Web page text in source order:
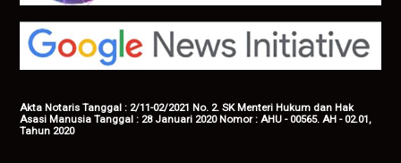
Akta Notaris Tanggal : 2/11-02/2021 No. 2. SK Menteri Hukum dan Hak
Asasi Manusia Tanggal : 28 Januari 2020 Nomor : AHU - 00565. AH - 02.01,
Tahun 2020